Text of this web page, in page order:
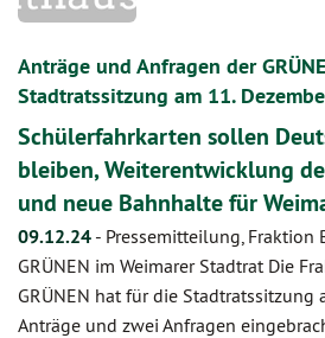
Anträge und Anfragen der
Stadtratssitzung am 11.
Schülerfahrkarten sollen
bleiben, Weiterentwicklung
und neue Bahnhalte für
09.12.24 - Pressemitteilung, Fraktion
GRÜNEN im Weimarer Stadtrat Die
GRÜNEN hat für die Stadtratssitzung
Anträge und zwei Anfragen